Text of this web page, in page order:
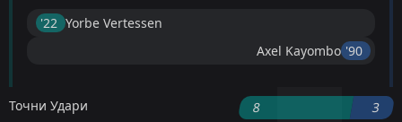
'22 ︎ Yorbe Vertessen
Axel Kayombo '90 ︎
Точни Удари 8 3